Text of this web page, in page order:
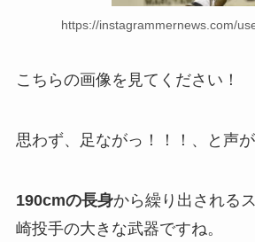
https://instagrammernews.com/
こちらの画像を見てください！
思わず、足ながっ！！！、と声
190cmの長身から繰り出される
崎投手の大きな武器ですね。